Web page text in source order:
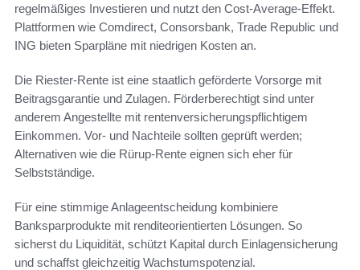
regelmäßiges Investieren und nutzt den Cost-Average-Effekt.
Plattformen wie Comdirect, Consorsbank, Trade Republic und
ING bieten Sparpläne mit niedrigen Kosten an.
Die Riester-Rente ist eine staatlich geförderte Vorsorge mit
Beitragsgarantie und Zulagen. Förderberechtigt sind unter
anderem Angestellte mit rentenversicherungspflichtigem
Einkommen. Vor- und Nachteile sollten geprüft werden;
Alternativen wie die Rürup-Rente eignen sich eher für
Selbstständige.
Für eine stimmige Anlageentscheidung kombiniere
Banksparprodukte mit renditeorientierten Lösungen. So
sicherst du Liquidität, schützt Kapital durch Einlagensicherung
und schaffst gleichzeitig Wachstumspotenzial.